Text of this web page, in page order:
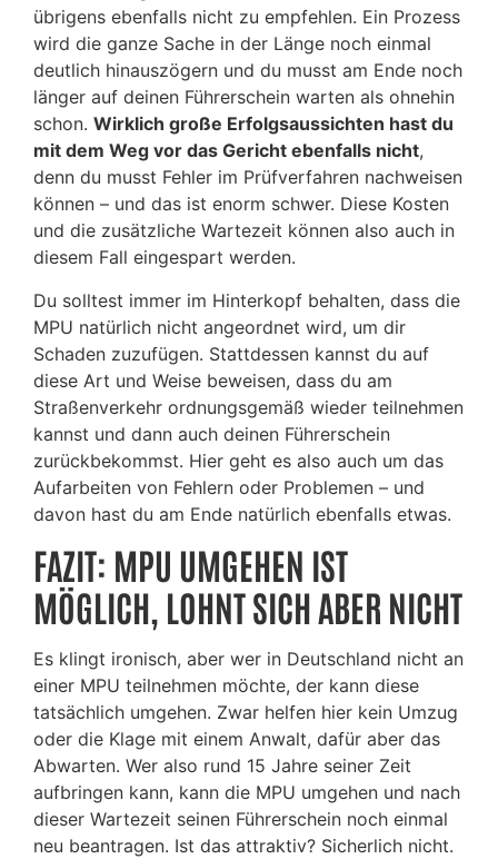
übrigens ebenfalls nicht zu empfehlen. Ein Prozess
wird die ganze Sache in der Länge noch einmal
deutlich hinauszögern und du musst am Ende noch
länger auf deinen Führerschein warten als ohnehin
schon. Wirklich große Erfolgsaussichten hast du
mit dem Weg vor das Gericht ebenfalls nicht,
denn du musst Fehler im Prüfverfahren nachweisen
können – und das ist enorm schwer. Diese Kosten
und die zusätzliche Wartezeit können also auch in
diesem Fall eingespart werden.
Du solltest immer im Hinterkopf behalten, dass die
MPU natürlich nicht angeordnet wird, um dir
Schaden zuzufügen. Stattdessen kannst du auf
diese Art und Weise beweisen, dass du am
Straßenverkehr ordnungsgemäß wieder teilnehmen
kannst und dann auch deinen Führerschein
zurückbekommst. Hier geht es also auch um das
Aufarbeiten von Fehlern oder Problemen – und
davon hast du am Ende natürlich ebenfalls etwas.
FAZIT: MPU UMGEHEN IST
MÖGLICH, LOHNT SICH ABER NICHT
Es klingt ironisch, aber wer in Deutschland nicht an
einer MPU teilnehmen möchte, der kann diese
tatsächlich umgehen. Zwar helfen hier kein Umzug
oder die Klage mit einem Anwalt, dafür aber das
Abwarten. Wer also rund 15 Jahre seiner Zeit
aufbringen kann, kann die MPU umgehen und nach
dieser Wartezeit seinen Führerschein noch einmal
neu beantragen. Ist das attraktiv? Sicherlich nicht.